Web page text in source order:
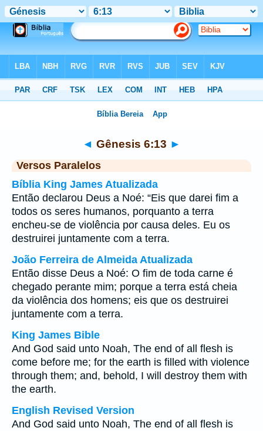
◄ Gênesis 6:13 ►
Versos Paralelos
Bíblia King James Atualizada
Então declarou Deus a Noé: “Eis que darei fim a
todos os seres humanos, porquanto a terra
encheu-se de violência por causa deles. Eu os
destruirei juntamente com a terra.
João Ferreira de Almeida Atualizada
Então disse Deus a Noé: O fim de toda carne é
chegado perante mim; porque a terra está cheia
da violência dos homens; eis que os destruirei
juntamente com a terra.
King James Bible
And God said unto Noah, The end of all flesh is
come before me; for the earth is filled with violence
through them; and, behold, I will destroy them with
the earth.
English Revised Version
And God said unto Noah, The end of all flesh is